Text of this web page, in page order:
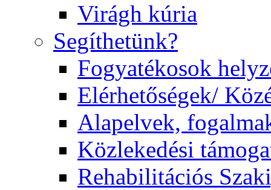
Virágh kúria
Segíthetünk?
Fogyatékosok
Elérhetőségek/
Alapelvek,
Közlekedési
Rehabilitációs